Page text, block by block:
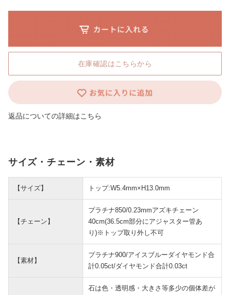
在庫確認はこちらから
返品についての詳細はこちら
サイズ・チェーン・素材
【サイズ】 トップ:W5.4mm×H13.0mm
【チェーン】
プラチナ850/0.23mmアズキチェーン
40cm(36.5cm部分にアジャスター管あ
り)※トップ取り外し不可
【素材】
プラチナ900/アイスブルーダイヤモンド合
計0.05ct/ダイヤモンド合計0.03ct
石は色・透明感・大きさ等多少の個体差が